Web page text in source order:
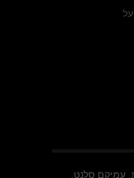
על
עמיקם סלנט.